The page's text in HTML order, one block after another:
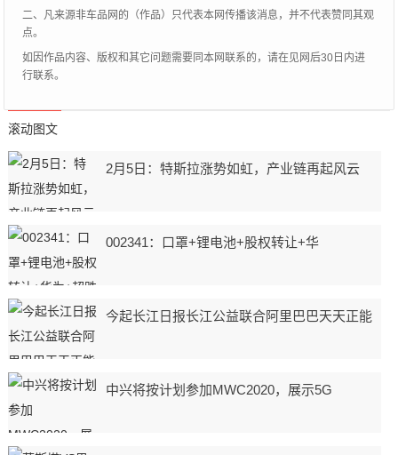
二、凡来源非车品网的（作品）只代表本网传播该消息，并不代表赞同其观
点。
如因作品内容、版权和其它问题需要同本网联系的，请在见网后30日内进
行联系。
滚动图文
2月5日：特斯拉涨势如虹，产业链再起风云
002341：口罩+锂电池+股权转让+华
今起长江日报长江公益联合阿里巴巴天天正能
中兴将按计划参加MWC2020，展示5G